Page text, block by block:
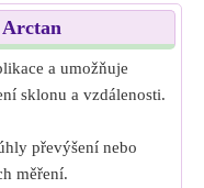
a umožňuje
sklonu a vzdálenosti.
převýšení nebo
měření.